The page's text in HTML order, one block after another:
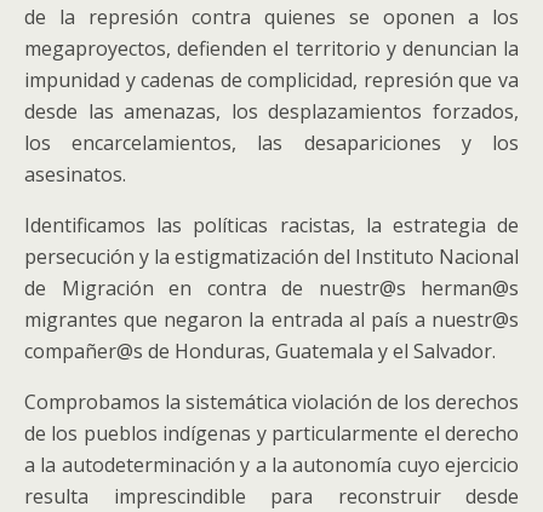
de la represión contra quienes se oponen a los
megaproyectos, defienden el territorio y denuncian la
impunidad y cadenas de complicidad, represión que va
desde las amenazas, los desplazamientos forzados,
los encarcelamientos, las desapariciones y los
asesinatos.
Identificamos las políticas racistas, la estrategia de
persecución y la estigmatización del Instituto Nacional
de Migración en contra de nuestr@s herman@s
migrantes que negaron la entrada al país a nuestr@s
compañer@s de Honduras, Guatemala y el Salvador.
Comprobamos la sistemática violación de los derechos
de los pueblos indígenas y particularmente el derecho
a la autodeterminación y a la autonomía cuyo ejercicio
resulta imprescindible para reconstruir desde